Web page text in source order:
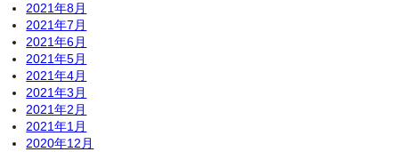
2021年8月
2021年7月
2021年6月
2021年5月
2021年4月
2021年3月
2021年2月
2021年1月
2020年12月